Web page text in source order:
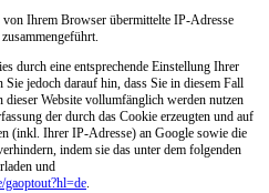
Ihrem Browser übermittelte IP-Adresse
durch eine entsprechende Einstellung Ihrer
jedoch darauf hin, dass Sie in diesem Fall
Website vollumfänglich werden nutzen
der durch das Cookie erzeugten und auf
(inkl. Ihrer IP-Adresse) an Google sowie die
indem sie das unter dem folgenden
und
gaoptout?hl=de.